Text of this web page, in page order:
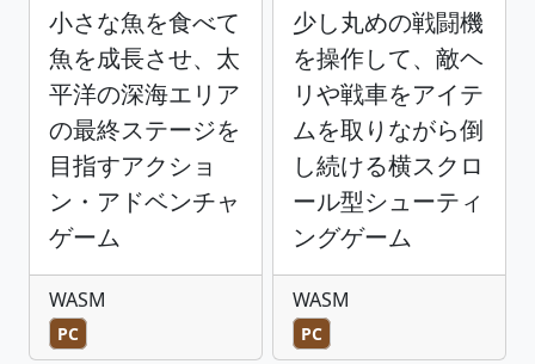
小さな魚を食べて
魚を成長させ、太
平洋の深海エリア
の最終ステージを
目指すアクショ
ン・アドベンチャ
ゲーム
WASM
PC
少し丸めの戦闘機
を操作して、敵ヘ
リや戦車をアイテ
ムを取りながら倒
し続ける横スクロ
ール型シューティ
ングゲーム
WASM
PC